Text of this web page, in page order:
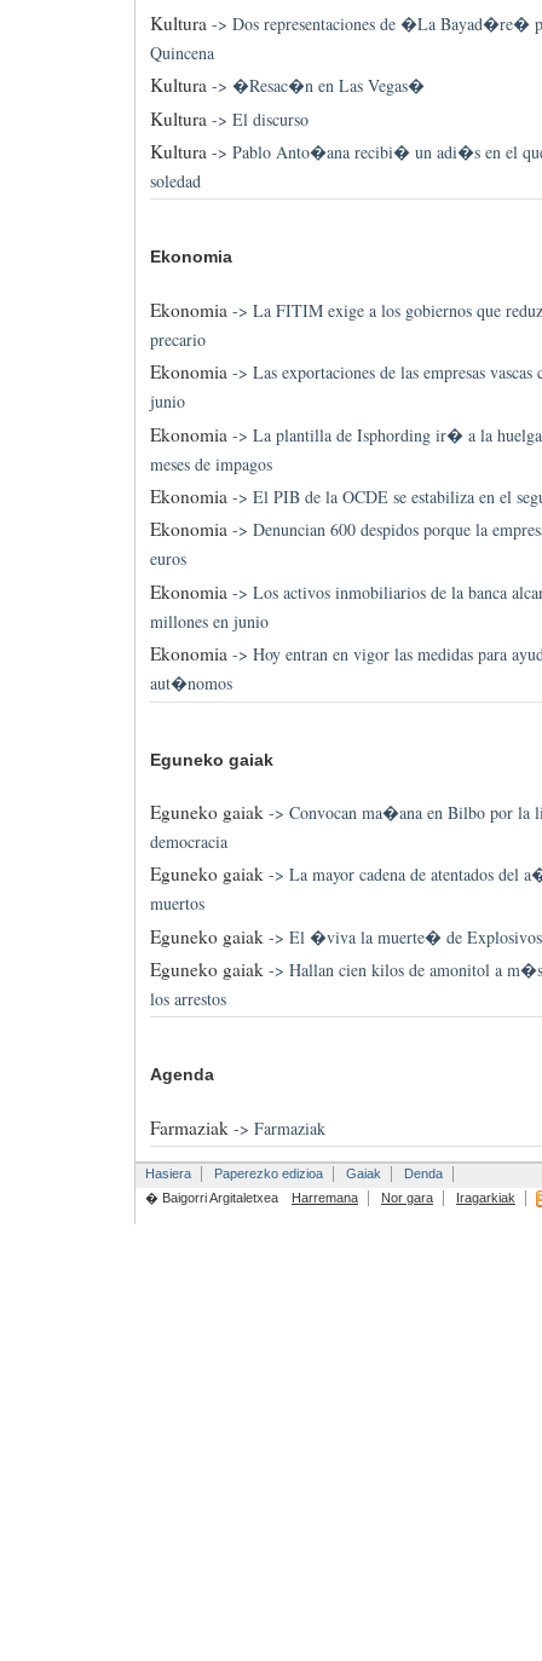
Kultura-> Dos representaciones de �La Bayad�re�
Quincena
Kultura-> �Resac�n en Las Vegas�
Kultura -> El discurso
Kultura-> Pablo Anto�ana recibi� un adi�s en el
soledad
Ekonomia
Ekonomia -> La FITIM exige a los gobiernos que
precario
Ekonomia-> Las exportaciones de las empresas
junio
Ekonomia -> La plantilla de Isphording ir� a la
meses de impagos
Ekonomia-> El PIB de la OCDE se estabiliza en el
Ekonomia-> Denuncian 600 despidos porque la
euros
Ekonomia -> Los activos inmobiliarios de la banca
millones en junio
Ekonomia-> Hoy entran en vigor las medidas para
aut�nomos
Eguneko gaiak
Eguneko gaiak-> Convocan ma�ana en Bilbo por la
democracia
Eguneko gaiak-> La mayor cadena de atentados del
muertos
Eguneko gaiak -> El �viva la muerte� de Explosivos
Eguneko gaiak-> Hallan cien kilos de amonitol a
los arrestos
Agenda
Farmaziak-> Farmaziak
Hasiera Paperezko edizioa Gaiak
Denda
� Baigorri Argitaletxea
Harremana Nor gara Iragarkiak